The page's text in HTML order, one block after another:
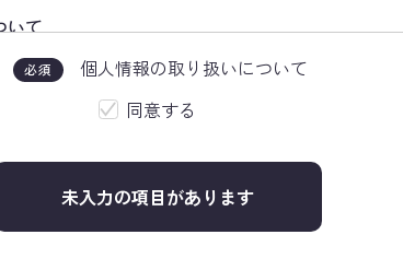
いて
で求められる範囲においてその利用目的をでき
適法かつ公正な手段で取得します。
時に承諾を得た目的外の利用、提供は行いません
ムについて
護マネジメントシステムを実行するにあたり、
必須
個人情報の取り扱いについて
同意する
未入力の項目があります